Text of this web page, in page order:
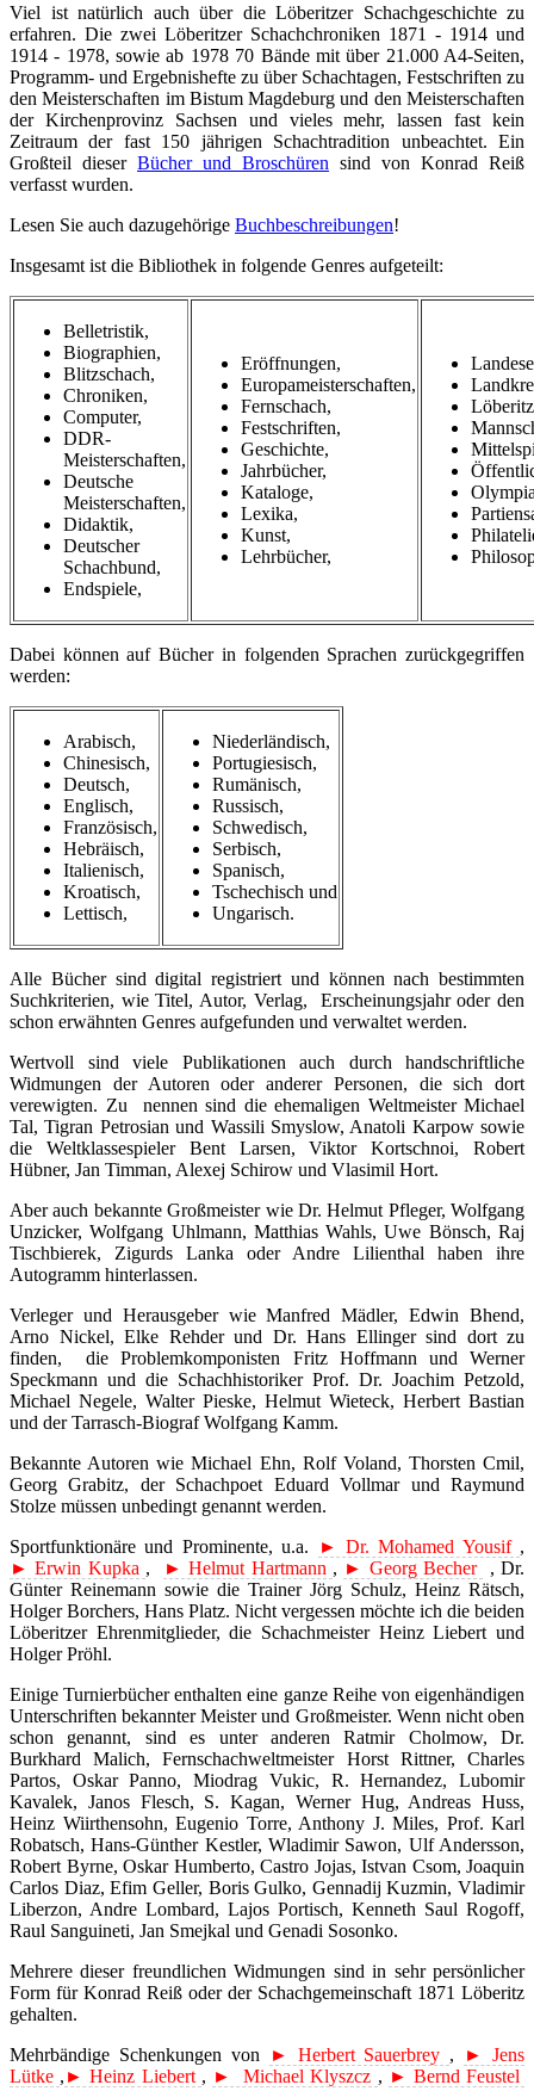
Viel ist natürlich auch über die Löberitzer Schachgeschichte zu
erfahren. Die zwei Löberitzer Schachchroniken 1871 - 1914 und
1914 - 1978, sowie ab 1978 70 Bände mit über 21.000 A4-Seiten,
Programm- und Ergebnishefte zu über Schachtagen, Festschriften zu
den Meisterschaften im Bistum Magdeburg und den Meisterschaften
der Kirchenprovinz Sachsen und vieles mehr, lassen fast kein
Zeitraum der fast 150 jährigen Schachtradition unbeachtet. Ein
Großteil dieser Bücher und Broschüren sind von Konrad Reiß
verfasst wurden.
Lesen Sie auch dazugehörige Buchbeschreibungen!
Insgesamt ist die Bibliothek in folgende Genres aufgeteilt:
Belletristik,
Biographien,
Blitzschach,
Chroniken,
Computer,
DDR-
Meisterschaften,
Deutsche
Meisterschaften,
Didaktik,
Deutscher
Schachbund,
Endspiele,
Eröffnungen,
Europameisterschaften,
Fernschach,
Festschriften,
Geschichte,
Jahrbücher,
Kataloge,
Lexika,
Kunst,
Lehrbücher,
Dabei können auf Bücher in folgenden Sprachen zurückgegriffen
werden:
Arabisch,
Chinesisch,
Deutsch,
Englisch,
Französisch,
Hebräisch,
Italienisch,
Kroatisch,
Lettisch,
Niederländisch,
Portugiesisch,
Rumänisch,
Russisch,
Schwedisch,
Serbisch,
Spanisch,
Tschechisch und
Ungarisch.
Alle Bücher sind digital registriert und können nach bestimmten
Suchkriterien, wie Titel, Autor, Verlag, Erscheinungsjahr oder den
schon erwähnten Genres aufgefunden und verwaltet werden.
Wertvoll sind viele Publikationen auch durch handschriftliche
Widmungen der Autoren oder anderer Personen, die sich dort
verewigten. Zu nennen sind die ehemaligen Weltmeister Michael
Tal, Tigran Petrosian und Wassili Smyslow, Anatoli Karpow sowie
die Weltklassespieler Bent Larsen, Viktor Kortschnoi, Robert
Hübner, Jan Timman, Alexej Schirow und Vlasimil Hort.
Aber auch bekannte Großmeister wie Dr. Helmut Pfleger, Wolfgang
Unzicker, Wolfgang Uhlmann, Matthias Wahls, Uwe Bönsch, Raj
Tischbierek, Zigurds Lanka oder Andre Lilienthal haben ihre
Autogramm hinterlassen.
Verleger und Herausgeber wie Manfred Mädler, Edwin Bhend,
Arno Nickel, Elke Rehder und Dr. Hans Ellinger sind dort zu
finden, die Problemkomponisten Fritz Hoffmann und Werner
Speckmann und die Schachhistoriker Prof. Dr. Joachim Petzold,
Michael Negele, Walter Pieske, Helmut Wieteck, Herbert Bastian
und der Tarrasch-Biograf Wolfgang Kamm.
Bekannte Autoren wie Michael Ehn, Rolf Voland, Thorsten Cmil,
Georg Grabitz, der Schachpoet Eduard Vollmar und Raymund
Stolze müssen unbedingt genannt werden.
Sportfunktionäre und Prominente, u.a.
► Dr. Mohamed Yousif ,
► Erwin Kupka , ► Helmut Hartmann , ► Georg Becher
, Dr.
Günter Reinemann sowie die Trainer Jörg Schulz, Heinz Rätsch,
Holger Borchers, Hans Platz. Nicht vergessen möchte ich die beiden
Löberitzer Ehrenmitglieder, die Schachmeister Heinz Liebert und
Holger Pröhl.
Einige Turnierbücher enthalten eine ganze Reihe von eigenhändigen
Unterschriften bekannter Meister und Großmeister. Wenn nicht oben
schon genannt, sind es unter anderen Ratmir Cholmow, Dr.
Burkhard Malich, Fernschachweltmeister Horst Rittner, Charles
Partos, Oskar Panno, Miodrag Vukic, R. Hernandez, Lubomir
Kavalek, Janos Flesch, S. Kagan, Werner Hug, Andreas Huss,
Heinz Wiirthensohn, Eugenio Torre, Anthony J. Miles, Prof. Karl
Robatsch, Hans-Günther Kestler, Wladimir Sawon, Ulf Andersson,
Robert Byrne, Oskar Humberto, Castro Jojas, Istvan Csom, Joaquin
Carlos Diaz, Efim Geller, Boris Gulko, Gennadij Kuzmin, Vladimir
Liberzon, Andre Lombard, Lajos Portisch, Kenneth Saul Rogoff,
Raul Sanguineti, Jan Smejkal und Genadi Sosonko.
Mehrere dieser freundlichen Widmungen sind in sehr persönlicher
Form für Konrad Reiß oder der Schachgemeinschaft 1871 Löberitz
gehalten.
Mehrbändige Schenkungen von
► Herbert Sauerbrey ,
► Jens
Lütke , ► Heinz Liebert , ► Michael Klyszcz , ► Bernd Feustel